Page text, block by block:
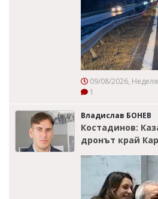
09/08/2026,
1
Владислав БОНЕВ
Костадинов:
дронът край